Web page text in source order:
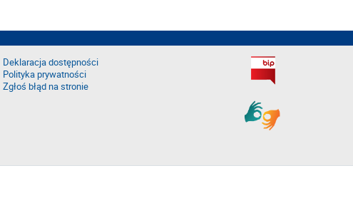
Deklaracja dostępności
Polityka prywatności
Zgłoś błąd na stronie